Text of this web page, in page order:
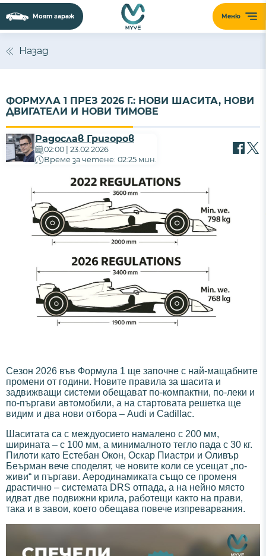
Меню
Моят гараж
Назад
ФОРМУЛА 1 ПРЕЗ 2026 Г.: НОВИ ШАСИТА, НОВИ
ДВИГАТЕЛИ И НОВИ ТИМОВЕ
Радослав Григоров
02:00 | 23.02.2026
Време за четене: 02:25 мин.
Сезон 2026 във Формула 1 ще започне с най-мащабните
промени от години. Новите правила за шасита и
задвижващи системи обещават по-компактни, по-леки и
по-пъргави автомобили, а на стартовата решетка ще
видим и два нови отбора – Audi и Cadillac.
Шаситата са с междуосието намалено с 200 мм,
ширината – с 100 мм, а минималното тегло пада с 30 кг.
Пилоти като Естебан Окон, Оскар Пиастри и Оливър
Беърман вече споделят, че новите коли се усещат „по-
живи“ и пъргави. Аеродинамиката също се променя
драстично – системата DRS отпада, а на нейно място
идват две подвижни крила, работещи както на прави,
така и в завои, което обещава повече изпреварвания.